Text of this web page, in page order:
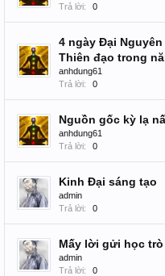
Trả lời:
0
4 ngày Đại
Thiên đạo trong
anhdung61
Trả lời:
0
Nguồn gốc kỳ lạ
anhdung61
Trả lời:
0
Kinh Đại sáng tạo
admin
Trả lời:
0
Mấy lời gửi học trò
admin
Trả lời:
0